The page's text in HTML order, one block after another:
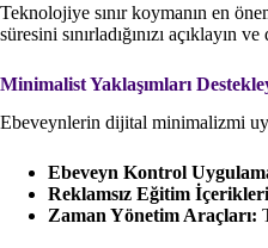
Teknolojiye sınır koymanın en
süresini sınırladığınızı açıklayın
Minimalist Yaklaşımları
Ebeveynlerin dijital minimalizmi
Ebeveyn Kontrol
Reklamsız Eğitim
Zaman Yönetim Araçları: